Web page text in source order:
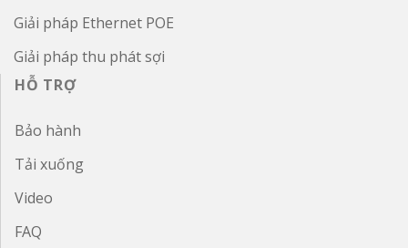
Giải pháp Ethernet POE
Giải pháp thu phát sợi
HỖ TRỢ
Bảo hành
Tải xuống
Video
FAQ